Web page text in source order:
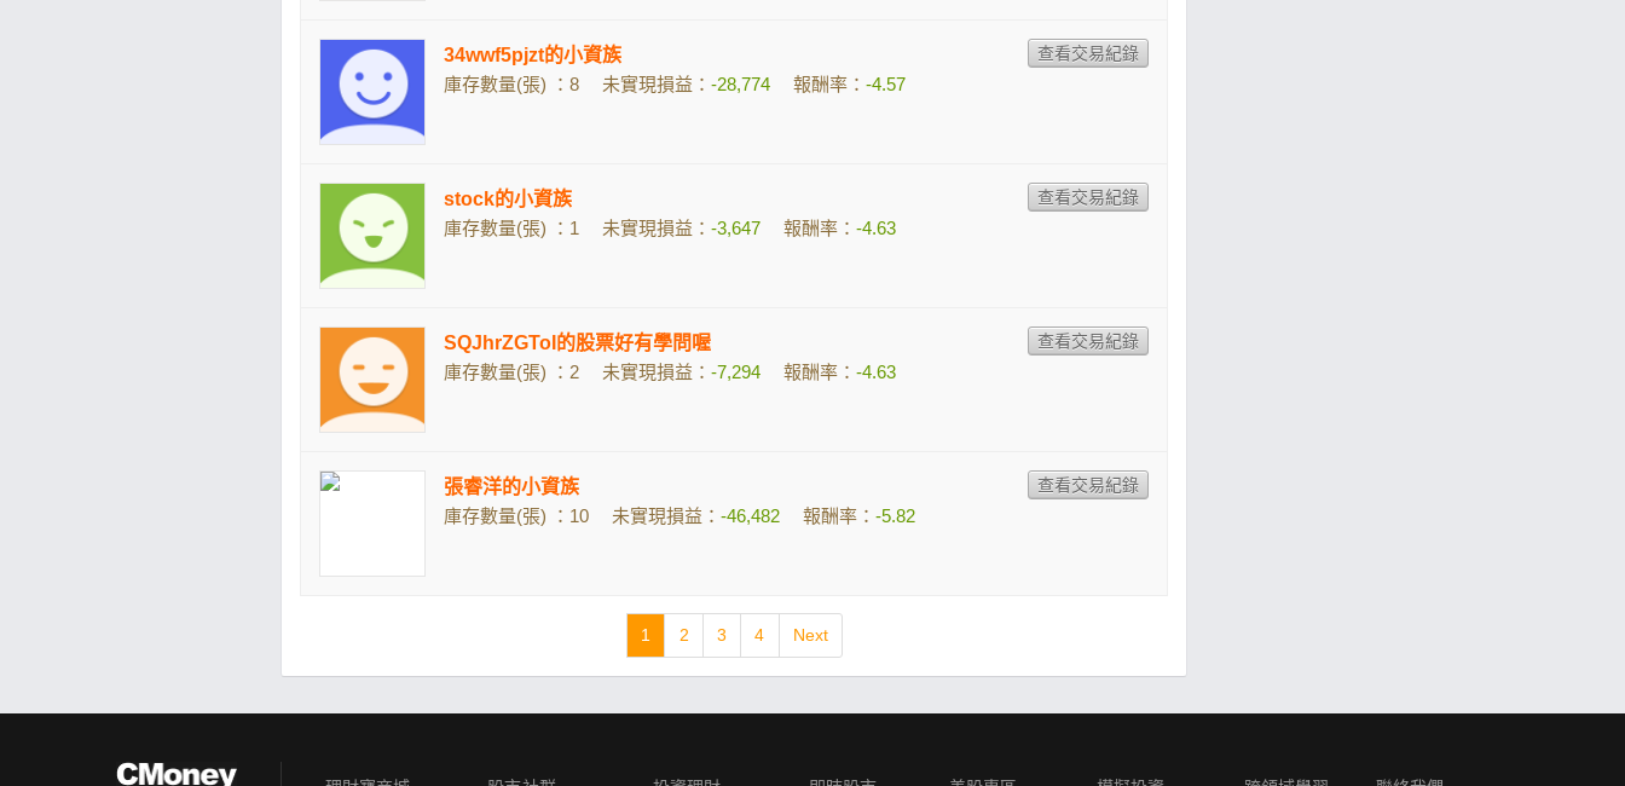
34wwf5pjzt的小資族
庫存數量(張) ：8
未實現損益： -28,774 報酬率： -4.57
stock的小資族
庫存數量(張) ：1
未實現損益： -3,647 報酬率： -4.63
SQJhrZGToI的股票好有學問喔
庫存數量(張) ：2
未實現損益： -7,294 報酬率： -4.63
張睿洋的小資族
庫存數量(張) ：10
未實現損益： -46,482 報酬率： -5.82
1 2 3 4 Next